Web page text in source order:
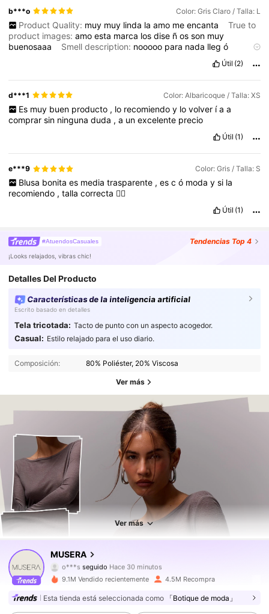
b***o Color: Gris Claro / Talla: L
Product Quality: muy muy linda la amo me encanta
True to
product images:amoesta marca losdise ñosson muy
buenosaaa
Smell description: nooooo para nada llegó
Útil (2)
d***1 Color: Albaricoque / Talla: XS
Es muy buen producto , lo recomiendo y lo volver ía a
comprarsin ningunaduda ,a unexcelente precio
Útil (1)
e***9 Color: Gris / Talla: S
Blusa bonita es media trasparente , es c ó moda y si la
recomiendo ,tallacorrecta 👌🏻
Útil (1)
#AtuendosCasuales Tendencias Top 4
¡Looks relajados, vibras chic!
Detalles Del Producto
Características de la inteligencia artificial
Escrito basado en detalles
Tela tricotada: Tacto de punto con un aspecto acogedor.
Casual: Estilo relajado para el uso diario.
Composición: 80% Poliéster, 20% Viscosa
Ver más
Ver más
MUSERA
4,85 4.3M Seguidores
4,85 4.3M Seguidores
4,85 4.3M Seguidores
o***sseguido
4,85
4.3M Seguidores
4,85 4.3M Seguidores
9.1M Vendido recientemente 4.5M Recompra
Esta tienda está seleccionada como 「Botique de moda」